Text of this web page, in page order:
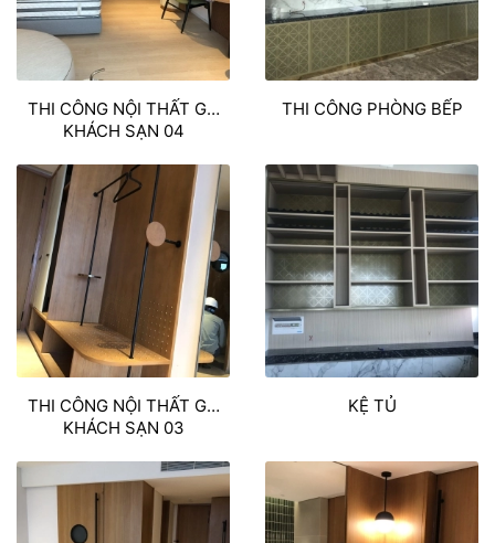
THI CÔNG NỘI THẤT GỖ
KHÁCH SẠN 04
THI CÔNG PHÒNG BẾP
THI CÔNG NỘI THẤT GỖ
KHÁCH SẠN 03
KỆ TỦ